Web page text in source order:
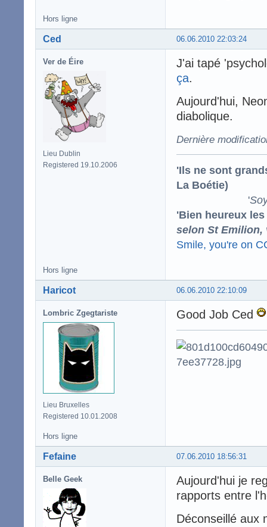
Hors ligne
06.06.2010 22:03:24
Ced
Ver de Éire
Lieu Dublin
Registered 19.10.2006
J'ai tapé
ça.
Aujourd'hui,
diabolique.
Dernière
'Ils ne sont
La Boétie)
'
'Bien heureux
selon St Emilion,
Smile, you're on
Hors ligne
06.06.2010 22:10:09
Haricot
Lombric Zgegtariste
Lieu Bruxelles
Registered 10.01.2008
Good Job Ced
Hors ligne
07.06.2010 18:56:31
Fefaine
Belle Geek
Aujourd'hui je
rapports entre
Déconseillé aux